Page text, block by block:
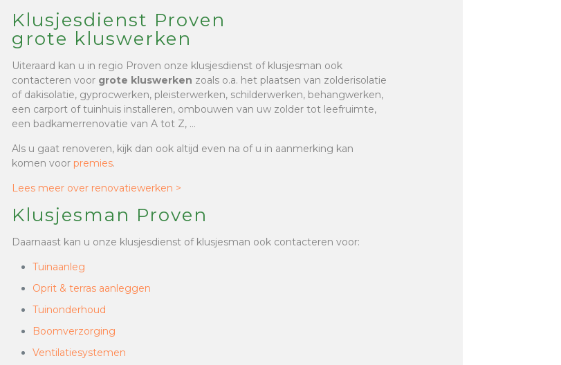
Klusjesdienst Proven
grote kluswerken
Uiteraard kan u in regio Proven onze klusjesdienst of klusjesman ook
contacteren voor grote kluswerken zoals o.a. het plaatsen van zolderisolatie
of dakisolatie, gyprocwerken, pleisterwerken, schilderwerken, behangwerken,
een carport of tuinhuis installeren, ombouwen van uw zolder tot leefruimte,
een badkamerrenovatie van A tot Z, …
Als u gaat renoveren, kijk dan ook altijd even na of u in aanmerking kan
komen voorpremies.
Lees meer over renovatiewerken >
Klusjesman Proven
Daarnaast kan u onze klusjesdienst of klusjesman ook contacteren voor:
Tuinaanleg
Oprit & terras aanleggen
Tuinonderhoud
Boomverzorging
Ventilatiesystemen